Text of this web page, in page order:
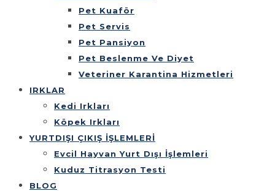
Pet Kuaför
Pet Servis
Pet Pansiyon
Pet Beslenme Ve Diyet
Veteriner Karantina Hizmetleri
IRKLAR
Kedi Irkları
Köpek Irkları
YURTDIŞI ÇIKIŞ İŞLEMLERİ
Evcil Hayvan Yurt Dışı İşlemleri
Kuduz Titrasyon Testi
BLOG